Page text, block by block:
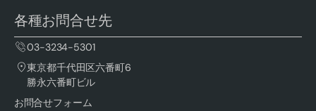
各種お問合せ先
03-3234-5301
東京都千代田区六番町6
勝永六番町ビル
お問合せフォーム